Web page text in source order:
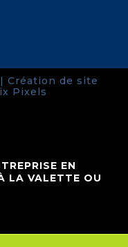
Création de site
Pixels
EN
LA VALETTE OU